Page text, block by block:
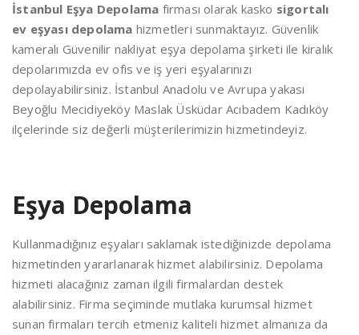
İstanbul Eşya Depolama firması olarak kasko sigortalı
ev eşyası depolama hizmetleri sunmaktayız. Güvenlik
kameralı Güvenilir nakliyat eşya depolama şirketi ile kiralık
depolarımızda ev ofis ve iş yeri eşyalarınızı
depolayabilirsiniz. İstanbul Anadolu ve Avrupa yakası
Beyoğlu Mecidiyeköy Maslak Üsküdar Acıbadem Kadıköy
ilçelerinde siz değerli müşterilerimizin hizmetindeyiz.
Eşya Depolama
Kullanmadığınız eşyaları saklamak istediğinizde depolama
hizmetinden yararlanarak hizmet alabilirsiniz. Depolama
hizmeti alacağınız zaman ilgili firmalardan destek
alabilirsiniz. Firma seçiminde mutlaka kurumsal hizmet
sunan firmaları tercih etmeniz kaliteli hizmet almanıza da